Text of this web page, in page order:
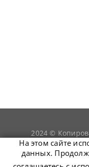
2024 ©
только при
На этом сайте
данных.